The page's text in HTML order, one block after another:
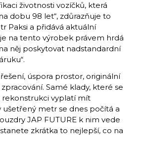
životnosti vozíčků, která
dobu 98 let“, zdůrazňuje to
Paksi a přidává aktuální
na tento výrobek právem hrdá
něj poskytovat nadstandardní
úspora prostor, originální
Samé klady, které se
rekonstrukci vyplatí mít
ušetřený metr se dnes počítá a
JAP FUTURE k nim vede
zkrátka to nejlepší, co na